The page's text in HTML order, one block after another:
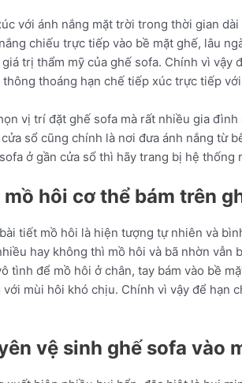
với ánh nắng mặt trời trong thời gian
chiếu trực tiếp vào bề mặt ghế, lâu
giá trị thẩm mỹ của ghế sofa. Chính vì
thoáng hạn chế tiếp xúc trực tiếp
vị trí đặt ghế sofa mà rất nhiều gia
sổ cũng chính là nơi đưa ánh nắng từ
ở gần cửa sổ thì hãy trang bị hệ thống
mồ hôi cơ thể bám trên
tiết mồ hôi là hiện tượng tự nhiên và
hay không thì mồ hôi và bã nhờn
tình để mồ hôi ở chân, tay bám vào bề
với mùi hôi khó chịu. Chính vì vậy để hạn
vệ sinh ghế sofa vào